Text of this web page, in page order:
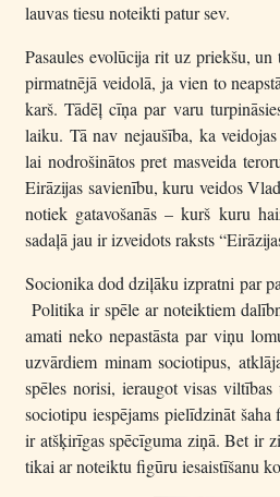
lauvas tiesu noteikti patur sev.
Pasaules evolūcija rit uz priekšu,
pirmatnējā veidolā, ja vien to
karš. Tādēļ cīņa par varu
laiku. Tā nav nejaušība, ka
lai nodrošinātos pret masveida
Eirāzijas savienību, kuru veidos
notiek gatavošanās – kurš kuru
sadaļā jau ir izveidots raksts
Socionika dod dziļāku izpratni par
Politika ir spēle ar noteiktiem
amati neko nepastāsta par viņu
uzvārdiem minam sociotipus,
spēles norisi, ieraugot visas
sociotipu iespējams pielīdzināt
ir atšķirīgas spēcīguma ziņā. Bet ir
tikai ar noteiktu figūru iesaistīšanu